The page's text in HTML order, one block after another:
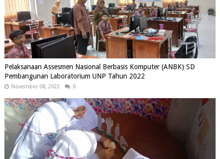
Pelaksanaan Assesmen Nasional Berbasis Komputer (ANBK) SD
Pembangunan Laboratorium UNP Tahun 2022
November 08, 2022 0